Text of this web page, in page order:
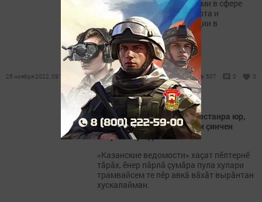
Лениногорска с профессиями в сфере
трубопроводного транспорта и
вариантами самореализации в
нефтепроводной отрасли.
25 ноября 2022, 09:15 507 0 0
Синоптиксем паян та Тутарстанра юр,
пăрлă çумăр, тӗтре пуласси çинчен
асăрхаттараççӗ
«Казанские ведомости» хаçат пӗлтернӗ
тăрăх, ӗнер пăрлă çумăра пула хулари
трамвайсем те пӗр авкă вăхăт вырăнтан
хускалайман.